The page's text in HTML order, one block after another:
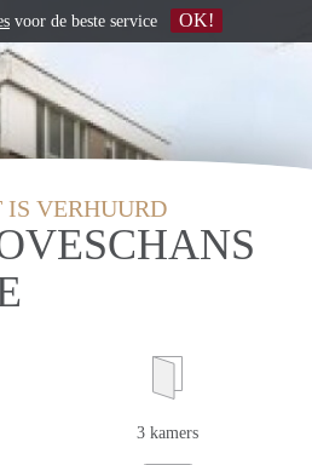
IS VERHUURD
3 kamers
voor de beste service OK!